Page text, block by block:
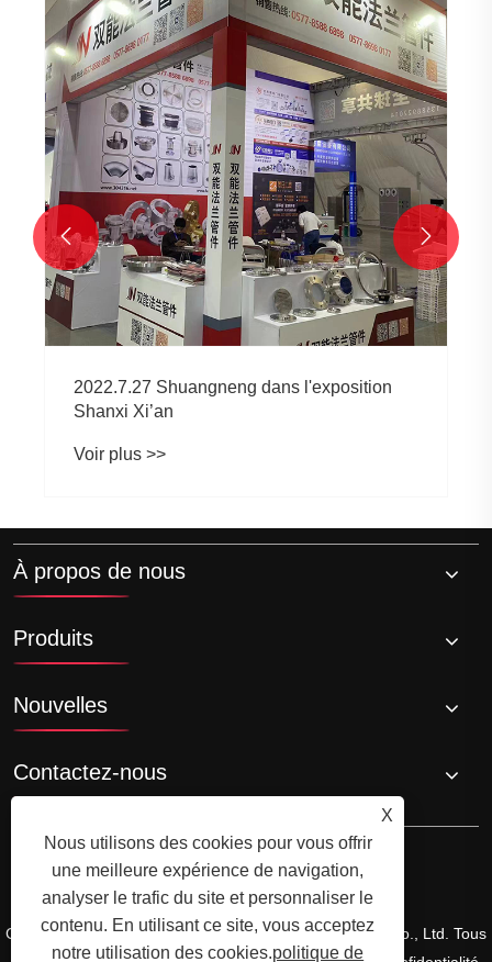
2022.7.27 Shuangneng dans l'exposition
Shanxi Xi’an
Voir plus >>
 
À propos de nous
Produits
Nouvelles
Contactez-nous
Copyright © 2024 Zhejiang Shuangneng Steel Industry Co., Ltd. Tous
X
Nous utilisons des cookies pour vous offrir
une meilleure expérience de navigation,
analyser le trafic du site et personnaliser le
contenu. En utilisant ce site, vous acceptez
notre utilisation des cookies.politique de